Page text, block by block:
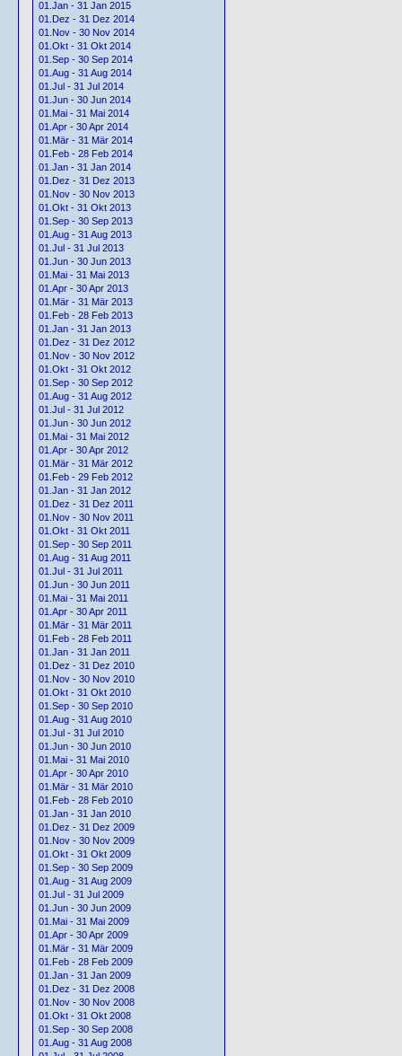
01.Jan - 31 Jan 2015
01.Dez - 31 Dez 2014
01.Nov - 30 Nov 2014
01.Okt - 31 Okt 2014
01.Sep - 30 Sep 2014
01.Aug - 31 Aug 2014
01.Jul - 31 Jul 2014
01.Jun - 30 Jun 2014
01.Mai - 31 Mai 2014
01.Apr - 30 Apr 2014
01.Mär - 31 Mär 2014
01.Feb - 28 Feb 2014
01.Jan - 31 Jan 2014
01.Dez - 31 Dez 2013
01.Nov - 30 Nov 2013
01.Okt - 31 Okt 2013
01.Sep - 30 Sep 2013
01.Aug - 31 Aug 2013
01.Jul - 31 Jul 2013
01.Jun - 30 Jun 2013
01.Mai - 31 Mai 2013
01.Apr - 30 Apr 2013
01.Mär - 31 Mär 2013
01.Feb - 28 Feb 2013
01.Jan - 31 Jan 2013
01.Dez - 31 Dez 2012
01.Nov - 30 Nov 2012
01.Okt - 31 Okt 2012
01.Sep - 30 Sep 2012
01.Aug - 31 Aug 2012
01.Jul - 31 Jul 2012
01.Jun - 30 Jun 2012
01.Mai - 31 Mai 2012
01.Apr - 30 Apr 2012
01.Mär - 31 Mär 2012
01.Feb - 29 Feb 2012
01.Jan - 31 Jan 2012
01.Dez - 31 Dez 2011
01.Nov - 30 Nov 2011
01.Okt - 31 Okt 2011
01.Sep - 30 Sep 2011
01.Aug - 31 Aug 2011
01.Jul - 31 Jul 2011
01.Jun - 30 Jun 2011
01.Mai - 31 Mai 2011
01.Apr - 30 Apr 2011
01.Mär - 31 Mär 2011
01.Feb - 28 Feb 2011
01.Jan - 31 Jan 2011
01.Dez - 31 Dez 2010
01.Nov - 30 Nov 2010
01.Okt - 31 Okt 2010
01.Sep - 30 Sep 2010
01.Aug - 31 Aug 2010
01.Jul - 31 Jul 2010
01.Jun - 30 Jun 2010
01.Mai - 31 Mai 2010
01.Apr - 30 Apr 2010
01.Mär - 31 Mär 2010
01.Feb - 28 Feb 2010
01.Jan - 31 Jan 2010
01.Dez - 31 Dez 2009
01.Nov - 30 Nov 2009
01.Okt - 31 Okt 2009
01.Sep - 30 Sep 2009
01.Aug - 31 Aug 2009
01.Jul - 31 Jul 2009
01.Jun - 30 Jun 2009
01.Mai - 31 Mai 2009
01.Apr - 30 Apr 2009
01.Mär - 31 Mär 2009
01.Feb - 28 Feb 2009
01.Jan - 31 Jan 2009
01.Dez - 31 Dez 2008
01.Nov - 30 Nov 2008
01.Okt - 31 Okt 2008
01.Sep - 30 Sep 2008
01.Aug - 31 Aug 2008